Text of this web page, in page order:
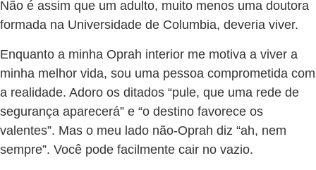
Não é assim que um adulto, muito menos uma doutora
formada na Universidade de Columbia, deveria viver.
Enquanto a minha Oprah interior me motiva a viver a
minha melhor vida, sou uma pessoa comprometida com
a realidade. Adoro os ditados “pule, que uma rede de
segurança aparecerá” e “o destino favorece os
valentes”. Mas o meu lado não-Oprah diz “ah, nem
sempre”. Você pode facilmente cair no vazio.